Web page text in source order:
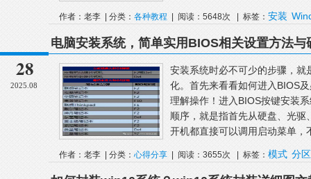
作者：老李 | 分类： 各种教程 | 阅读：5648次 | 标签： 安装
28
2025.08
电脑安装系统，简单实用BIOS相关设置方法与
安装系统时必不可少的步骤，就
化。首先来看看如何进入BIOS
理解操作！进入BIOS按键安装
顺序，就是指首先从硬盘、光
开机都直接可以调用启动菜单，
作者：老李 | 分类： 心得分享 | 阅读：3655次 | 标签： 模式 分区